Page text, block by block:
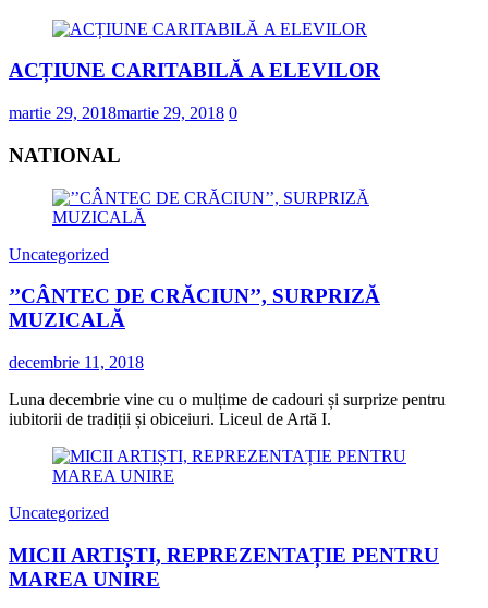
ACȚIUNE CARITABILĂ A ELEVILOR
martie 29, 2018martie 29, 2018 0
NATIONAL
Uncategorized
’’CÂNTEC DE CRĂCIUN’’, SURPRIZĂ
MUZICALĂ
decembrie 11, 2018
Luna decembrie vine cu o mulțime de cadouri și surprize pentru
iubitorii de tradiții și obiceiuri. Liceul de Artă I.
Uncategorized
MICII ARTIȘTI, REPREZENTAȚIE PENTRU
MAREA UNIRE